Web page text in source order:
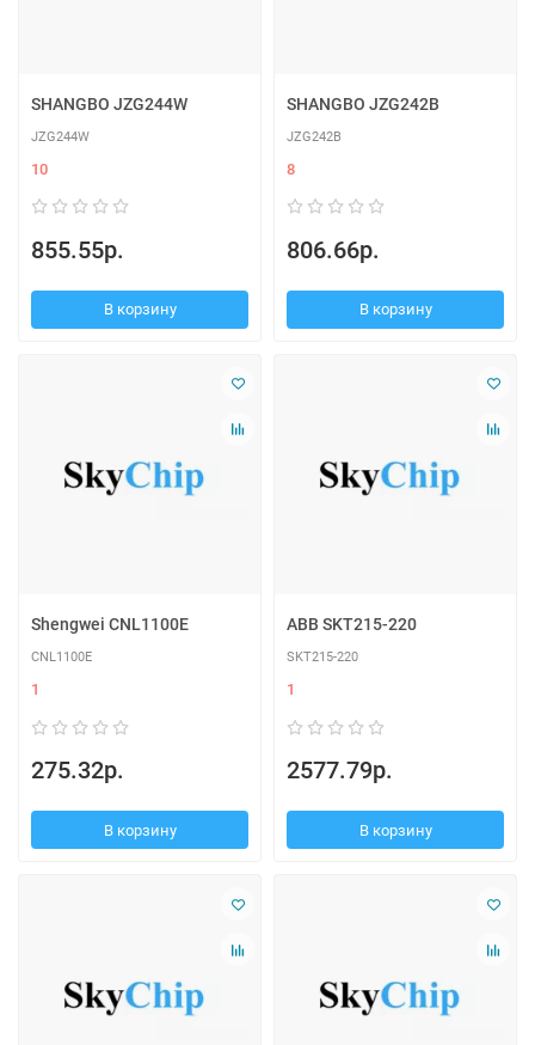
SHANGBO JZG244W
JZG244W
10
855.55р.
В корзину
SHANGBO JZG242B
JZG242B
8
806.66р.
В корзину
Shengwei CNL1100E
CNL1100E
1
275.32р.
В корзину
ABB SKT215-220
SKT215-220
1
2577.79р.
В корзину